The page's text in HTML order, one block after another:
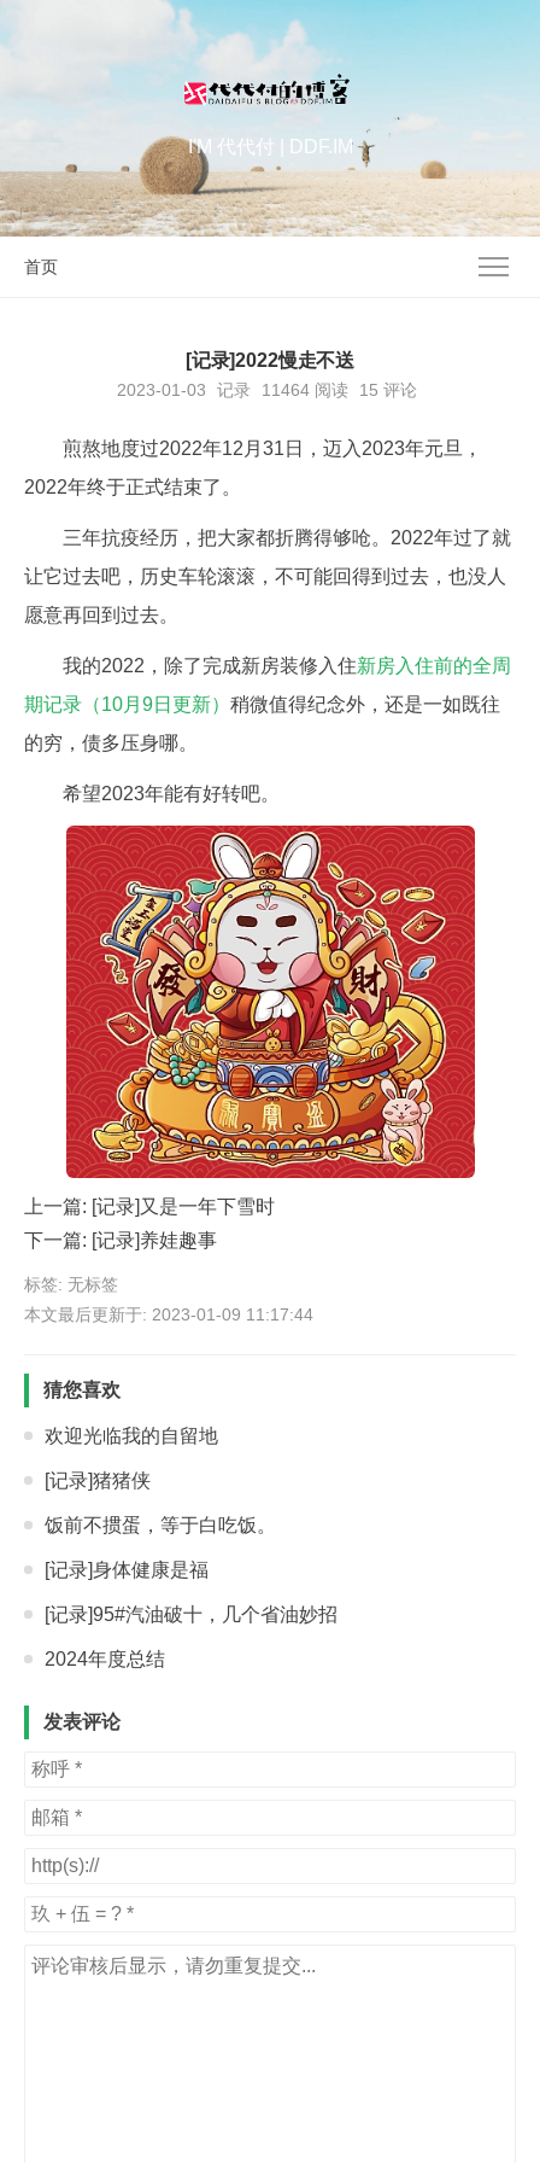
I'M 代代付 | DDF.IM
首页
[记录]2022慢走不送
2023-01-03 记录 11464 阅读 15 评论
煎熬地度过2022年12月31日，迈入2023年元旦，
2022年终于正式结束了。
三年抗疫经历，把大家都折腾得够呛。2022年过了就
让它过去吧，历史车轮滚滚，不可能回得到过去，也没人
愿意再回到过去。
我的2022，除了完成新房装修入住新房入住前的全周
期记录（10月9日更新） 稍微值得纪念外，还是一如既往
的穷，债多压身哪。
希望2023年能有好转吧。
上一篇: [记录]又是一年下雪时
下一篇: [记录]养娃趣事
标签: 无标签
本文最后更新于: 2023-01-09 11:17:44
猜您喜欢
欢迎光临我的自留地
[记录]猪猪侠
饭前不掼蛋，等于白吃饭。
[记录]身体健康是福
[记录]95#汽油破十，几个省油妙招
2024年度总结
发表评论